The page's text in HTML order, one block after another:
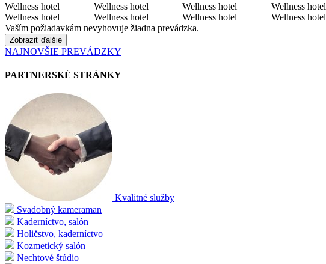
Wellness hotel
Wellness hotel
Wellness hotel
Wellness hotel
Wellness hotel
Wellness hotel
Wellness hotel
Wellness hotel
Vaším požiadavkám nevyhovuje žiadna prevádzka.
Zobraziť ďalšie
NAJNOVŠIE PREVÁDZKY
PARTNERSKÉ STRÁNKY
Kvalitné služby
Svadobný kameraman
Kaderníctvo, salón
Holičstvo, kaderníctvo
Kozmetický salón
Nechtové štúdio